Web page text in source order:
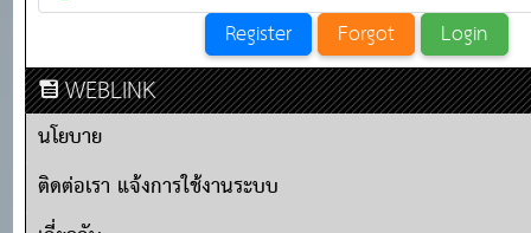
WEBLINK
นโยบาย
ติดต่อเรา แจ้งการใช้งานระบบ